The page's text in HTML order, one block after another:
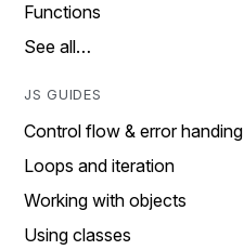
Functions
See all…
JS GUIDES
Control flow & error handing
Loops and iteration
Working with objects
Using classes